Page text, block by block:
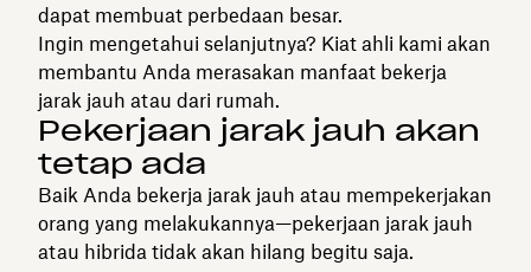
dapat membuat perbedaan besar.
Ingin mengetahui selanjutnya? Kiat ahli kami akan
membantu Anda merasakan manfaat bekerja
jarak jauh atau dari rumah.
Pekerjaan jarak jauh akan
tetap ada
Baik Anda bekerja jarak jauh atau mempekerjakan
orang yang melakukannya—pekerjaan jarak jauh
atau hibrida tidak akan hilang begitu saja.